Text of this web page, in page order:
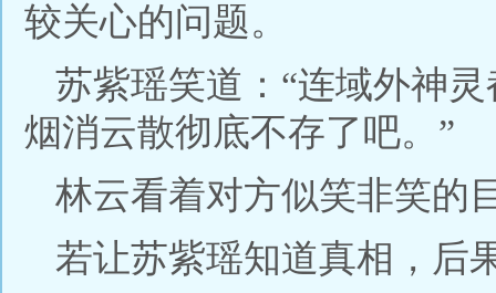
较关心的问题。
苏紫瑶笑道：“连域外神
烟消云散彻底不存了吧。”
林云看着对方似笑非笑的
若让苏紫瑶知道真相，后